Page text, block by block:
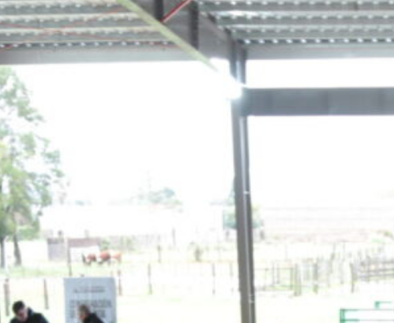
por elInstituto de Derecho Ambiental,
unidad territorial adecuada (conformada por
para la información jurídica forestal
Europea prohibirá las importaciones de
después de diciembre de 2020. Así
de su cadena de suministro, deberán probar la
de los cultivos y el uso de fotos
afectar las ventas argentinas de soja y carne.
aportado, la Lehmann y la UCSF acreditaron
a los tres departamentos de la provincia
y leche, pueda ser declarada “proveniente de
logrando así transformar las amenazas de
oportunidad.